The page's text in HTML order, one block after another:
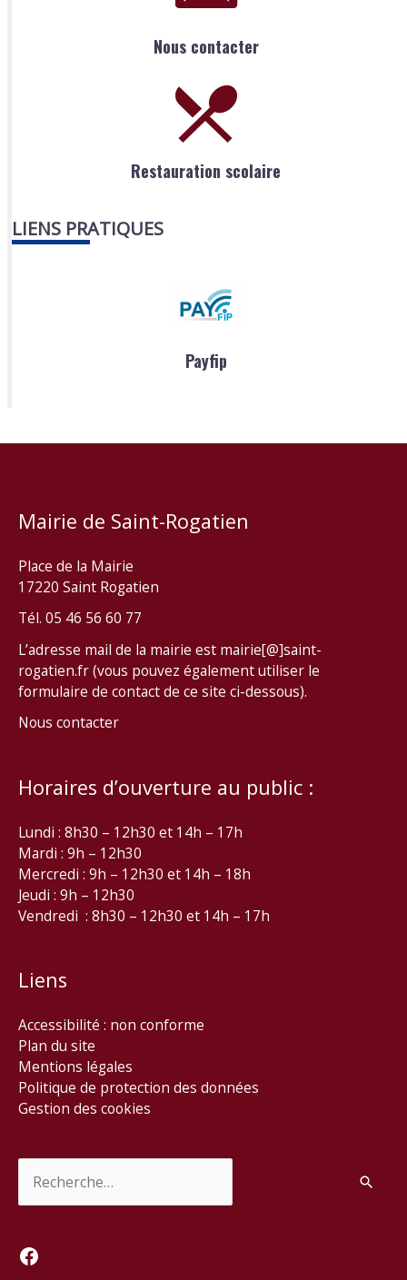
Nous contacter
Restauration scolaire
LIENS PRATIQUES
Payfip
Mairie de Saint-Rogatien
Place de la Mairie
17220 Saint Rogatien
Tél. 05 46 56 60 77
L’adresse mail de la mairie est mairie[@]saint-
rogatien.fr (vous pouvez également utiliser le
formulaire de contact de ce site ci-dessous).
Nous contacter
Horaires d’ouverture au public :
Lundi : 8h30 – 12h30 et 14h – 17h
Mardi : 9h – 12h30
Mercredi : 9h – 12h30 et 14h – 18h
Jeudi : 9h – 12h30
Vendredi : 8h30 – 12h30 et 14h – 17h
Liens
Accessibilité : non conforme
Plan du site
Mentions légales
Politique de protection des données
Gestion des cookies
Facebook